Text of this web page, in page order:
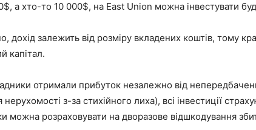
а хто-то 10 000$, на East Union можна інвестувати
дохід залежить від розміру вкладених коштів, тому
капітал.
отримали прибуток незалежно від
нерухомості з-за стихійного лиха), всі інвестиції
можна розраховувати на дворазове відшкодування